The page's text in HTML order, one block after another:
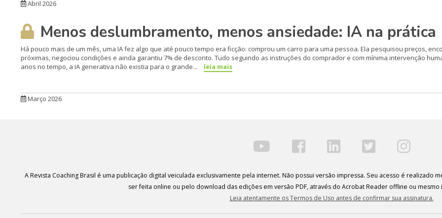
Abril 2026
Menos deslumbramento, menos ansiedade: IA na prática
Há pouco mais de um mês, uma IA fez algo que até pouco tempo era ficção: comprou um carro para uma pessoa. Ela pesquisou preços,
próximas, negociou condições e ainda garantiu 7% de desconto. Tudo seguindo as instruções do comprador e com mínima intervenção
anos no tempo, a IA generativa não existia para o grande...
leia mais
Março 2026
A Revista Coaching Brasil é uma publicação digital veiculada exclusivamente pela internet. Não possui versão impressa. Seu acesso é realizado
ser feita online ou pelo download das edições em versão PDF, através do Acrobat Reader offline ou
Leia atentamente os Termos de Uso antes de confirmar sua assinatura.